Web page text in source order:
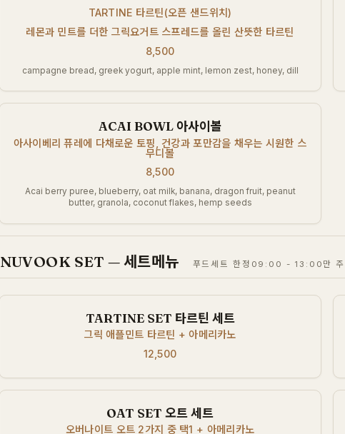
TARTINE 타르틴(오픈 샌드위치)
레몬과 민트를 더한 그릭요거트 스프레드를 올린 산뜻한 타르틴
8,500
campagne bread, greek yogurt, apple mint, lemon zest, honey, dill
ACAI BOWL 아사이볼
아사이베리 퓨레에 다채로운 토핑, 건강과 포만감을 채우는 시원한 스
무디볼
8,500
Acai berry puree, blueberry, oat milk, banana, dragon fruit, peanut
butter, granola, coconut flakes, hemp seeds
NUVOOK SET — 세트메뉴 푸드세트 한정09:00 - 13:00만 주
TARTINE SET 타르틴 세트
그릭 애플민트 타르틴 + 아메리카노
12,500
OAT SET 오트 세트
오버나이트 오트 2가지 중 택1 + 아메리카노